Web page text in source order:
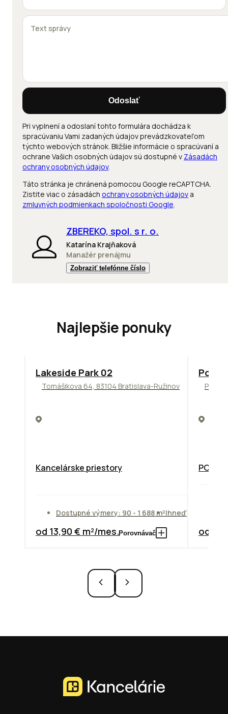
Odoslať
Pri vyplnení a odoslaní tohto formulára dochádza k
spracúvaniu Vami zadaných údajov prevádzkovateľom
týchto webových stránok. Bližšie informácie o spracúvaní a
ochrane Vašich osobných údajov sú dostupné v Zásadách
ochrany osobných údajov.
Táto stránka je chránená pomocou Google reCAPTCHA.
Zistite viac o zásadách ochrany osobných údajov a
zmluvných podmienkach spoločnosti Google.
ZBEREKO, spol. s r. o.
Katarína Krajňaková
Manažér prenájmu
Zobraziť telefónne číslo
Najlepšie ponuky
ODPORÚČAME
Lakeside Park 02
Tomášikova 64, 83104 Bratislava-Ružinov
Kancelárske priestory
Dostupné výmery: 90 - 1 688 m²Ihneď
od 13,90 € m²/mes.Porovnávač od